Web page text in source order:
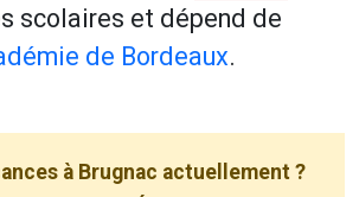
scolaires et dépend de
de Bordeaux.
à Brugnac actuellement ?